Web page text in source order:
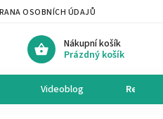
OSOBNÍCH ÚDAJŮ
Nákupní košík
Prázdný košík
Videoblog Recepty